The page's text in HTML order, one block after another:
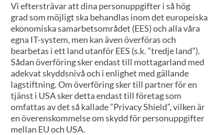
Vi eftersträvar att dina personuppgifter i så hög
grad som möjligt ska behandlas inom det europeiska
ekonomiska samarbetsområdet (EES) och alla våra
egna IT-system, men kan även överföras och
bearbetas i ett land utanför EES (s.k. ”tredje land”).
Sådan överföring sker endast till mottagarland med
adekvat skyddsnivå och i enlighet med gällande
lagstiftning. Om överföring sker till partner för en
tjänst i USA sker detta endast till företag som
omfattas av det så kallade ”Privacy Shield”, vilken är
en överenskommelse om skydd för personuppgifter
mellan EU och USA.